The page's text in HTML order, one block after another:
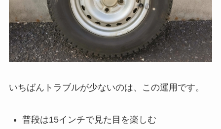
いちばんトラブルが少ないのは、この運用です。
普段は15インチで見た目を楽しむ